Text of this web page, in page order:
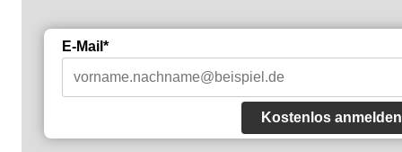
E-Mail*
Kostenlos anmelden